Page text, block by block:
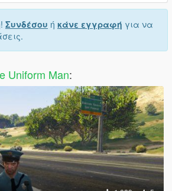
Συνδέσου ή κάνε εγγραφή για να
Uniform Man: